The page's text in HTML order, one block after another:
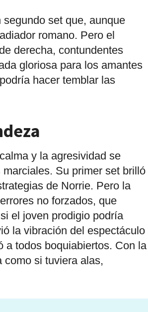
set que, aunque
romano. Pero el
derecha, contundentes
gloriosa para los amantes
hacer temblar las
y la agresividad se
Su primer set brilló
de Norrie. Pero la
no forzados, que
el joven prodigio podría
la vibración del espectáculo
a todos boquiabiertos. Con la
como si tuviera alas,